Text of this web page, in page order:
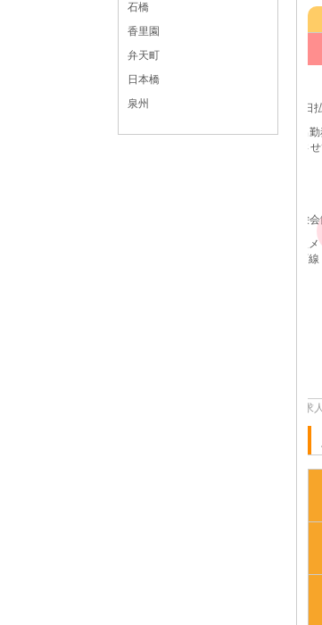
石橋
香里園
弁天町
日本橋
泉州
きやすさも圧倒的です！
時給3000円以上～＋各種バック◆全額日払い
20:00～LAST ☆週1日・終電まで・遅出勤務OK☆ ◆時